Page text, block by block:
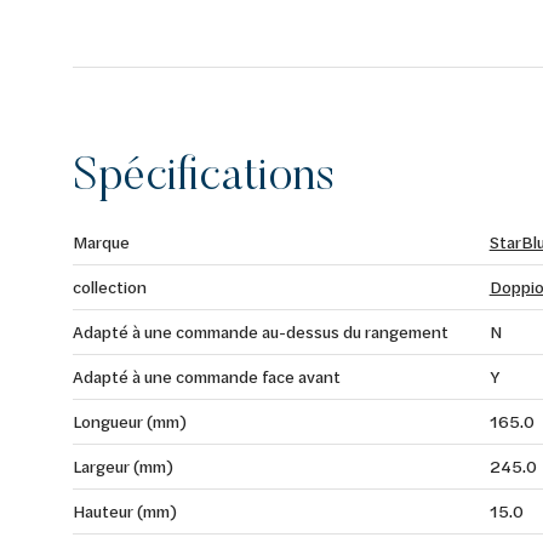
Spécifications
Marque
collection
Doppio
Adapté à une commande au-dessus du rangement
N
Adapté à une commande face avant
Y
Longueur (mm)
165.0
Largeur (mm)
245.0
Hauteur (mm)
15.0